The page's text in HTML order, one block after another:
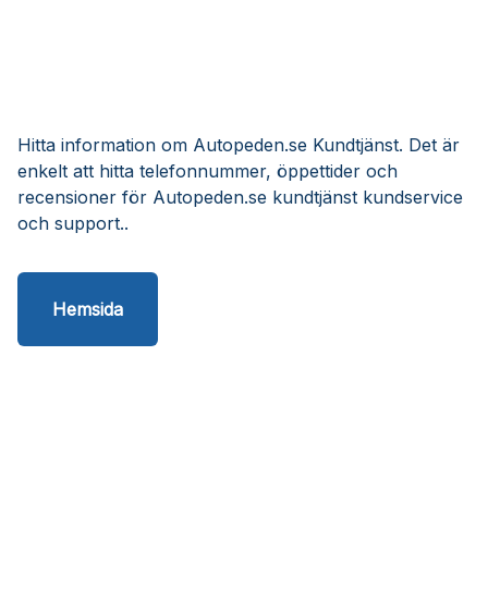
Hitta information om Autopeden.se Kundtjänst. Det är
enkelt att hitta telefonnummer, öppettider och
recensioner för Autopeden.se kundtjänst kundservice
och support..
Hemsida